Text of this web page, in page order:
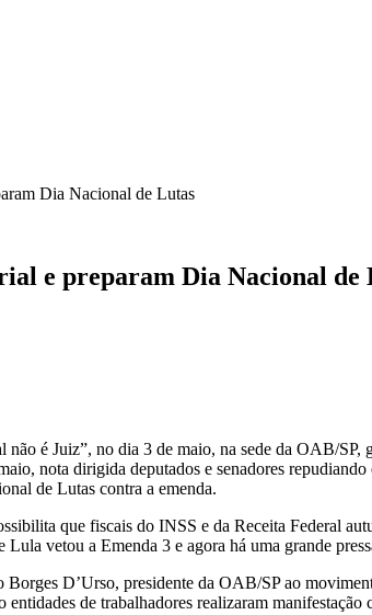
Dia Nacional de Lutas
e preparam Dia Nacional de
é Juiz”, no dia 3 de maio, na sede da OAB/
nota dirigida deputados e senadores
de Lutas contra a emenda.
que fiscais do INSS e da Receita Federal
vetou a Emenda 3 e agora há uma grande
D’Urso, presidente da OAB/SP ao
de trabalhadores realizaram manifestação